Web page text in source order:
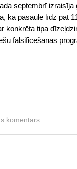
septembrī izraisīja
ka pasaulē līdz pat
konkrēta tipa
falsificēšanas
komentārs.